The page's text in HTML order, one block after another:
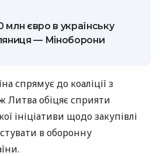
млн євро в українську
— Міноборони
спрямує до коаліції з
Литва обіцяє сприяти
ініціативи щодо закупівлі
в оборонну